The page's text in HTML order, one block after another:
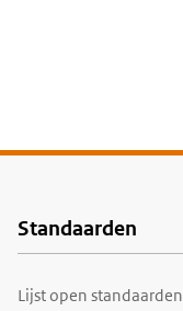
Voet
Standaarden
Lijst open standaarden